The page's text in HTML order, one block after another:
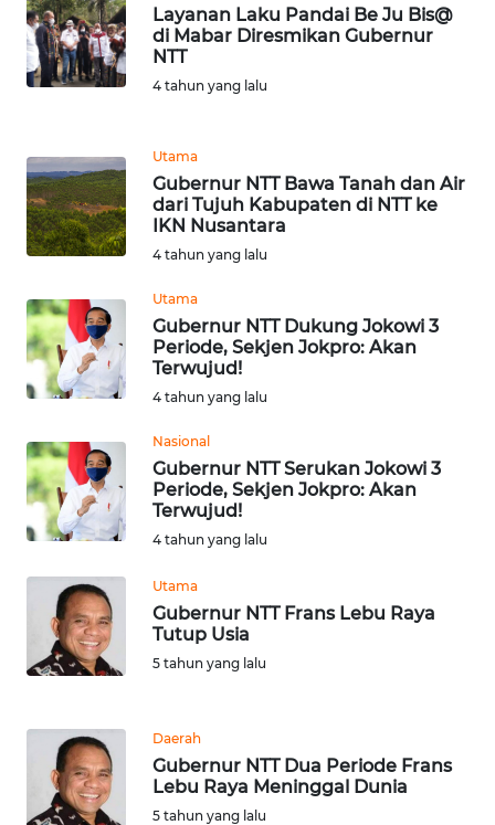
Layanan Laku Pandai Be Ju Bis@
di Mabar Diresmikan Gubernur
NTT
4 tahun yang lalu
Utama
Gubernur NTT Bawa Tanah dan Air
dari Tujuh Kabupaten di NTT ke
IKN Nusantara
4 tahun yang lalu
Utama
Gubernur NTT Dukung Jokowi 3
Periode, Sekjen Jokpro: Akan
Terwujud!
4 tahun yang lalu
Nasional
Gubernur NTT Serukan Jokowi 3
Periode, Sekjen Jokpro: Akan
Terwujud!
4 tahun yang lalu
Utama
Gubernur NTT Frans Lebu Raya
Tutup Usia
5 tahun yang lalu
Daerah
Gubernur NTT Dua Periode Frans
Lebu Raya Meninggal Dunia
5 tahun yang lalu
WN
MALUKU
WN
DAIRI
DANAU
TOBA
WN
WN
LANGKAT
WN
SELATAN
WN
TANJUNG
WN
KARO